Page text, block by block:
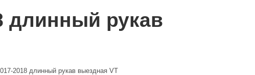
длинный рукав
2018 длинный рукав выездная VT